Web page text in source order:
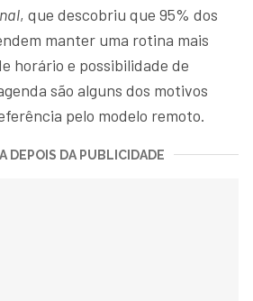
, que descobriu que 95% dos
manter uma rotina mais
horário e possibilidade de
são alguns dos motivos
pelo modelo remoto.
DEPOIS DA PUBLICIDADE